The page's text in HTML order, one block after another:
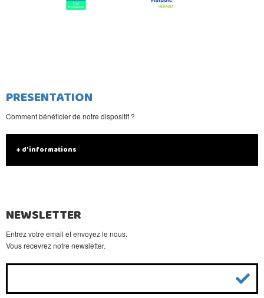
PRESENTATION
Comment bénéficier de notre dispositif ?
+ d'informations
NEWSLETTER
Entrez votre email et envoyez le nous.
Vous recevrez notre newsletter.